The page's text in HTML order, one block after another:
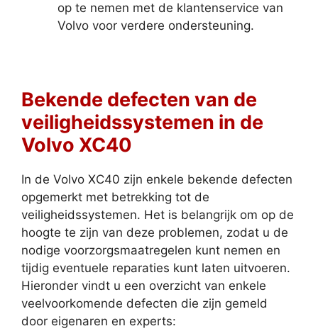
op te nemen met de klantenservice van
Volvo voor verdere ondersteuning.
Bekende defecten van de
veiligheidssystemen in de
Volvo XC40
In de Volvo XC40 zijn enkele bekende defecten
opgemerkt met betrekking tot de
veiligheidssystemen. Het is belangrijk om op de
hoogte te zijn van deze problemen, zodat u de
nodige voorzorgsmaatregelen kunt nemen en
tijdig eventuele reparaties kunt laten uitvoeren.
Hieronder vindt u een overzicht van enkele
veelvoorkomende defecten die zijn gemeld
door eigenaren en experts: